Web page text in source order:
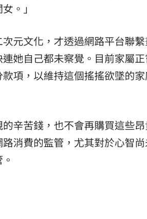
。」
元文化，才透過網路平台聯
她自己都未察覺。目前家屬
項，以維持這個搖搖欲墜的
辛苦錢，也不會再購買這些
消費的監管，尤其對於心智